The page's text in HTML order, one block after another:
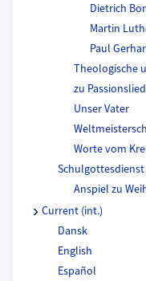
Dietrich
Martin
Paul
Theologische
zu
Unser Vater
Worte vom
Schulgottesdienst
Anspiel zu
Current (int.)
Dansk
English
Español